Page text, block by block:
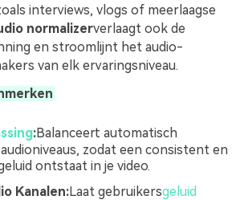
interviews, vlogs of meerlaagse
normalizerverlaagt ook de
en stroomlijnt het audio-
van elk ervaringsniveau.
:Balanceert automatisch
zodat een consistent en
ontstaat in je video.
Kanalen:Laat gebruikersgeluid